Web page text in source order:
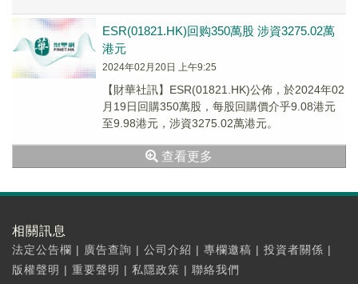
ESR(01821.HK)回购350萬股 涉資3275.02萬
港元
2024年02月20日 上午9:25
【財華社訊】ESR(01821.HK)公佈，於2024年02
月19日回購350萬股，每股回購價介乎9.08港元
至9.98港元，涉資3275.02萬港元。
查看更多
相關訊息
法定公告欄 | 廣告查詢 | 公司介紹 | 專欄邀稿 | 投資者關係 |
版權聲明 | 重要聲明 | 私隱政策 | 聯絡我們